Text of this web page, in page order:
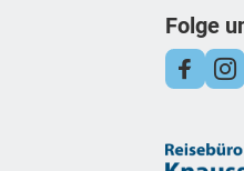
Folge